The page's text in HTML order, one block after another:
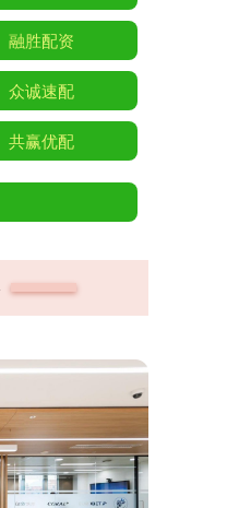
融胜配资
众诚速配
共赢优配